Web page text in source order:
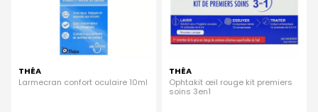
THÉA
Larmecran confort oculaire 10ml
THÉA
Ophtakit œil rouge kit premiers
soins 3en1